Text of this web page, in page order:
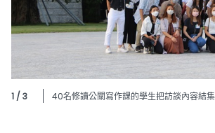
1 / 3 40名修讀公關寫作課的學生把訪談內容結